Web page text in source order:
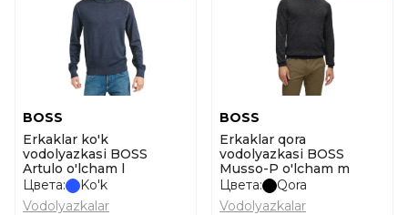
BOSS
Erkaklar ko'k
vodolyazkasi BOSS
Artulo o'lcham l
Цвета:
Ko'k
Vodolyazkalar
BOSS
Erkaklar qora
vodolyazkasi BOSS
Musso-P o'lcham m
Цвета:
Qora
Vodolyazkalar